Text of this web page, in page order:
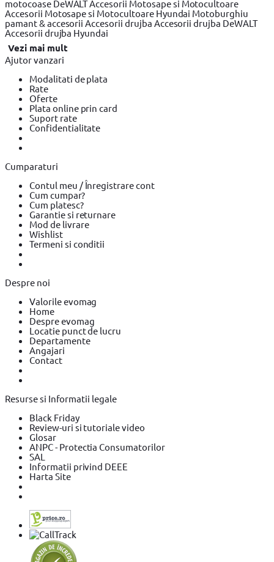
motocoase DeWALTAccesorii Motosape si Motocultoare
Accesorii Motosape si Motocultoare Hyundai Motoburghiu
pamant & accesoriiAccesorii drujba Accesorii drujba DeWALT
Accesorii drujba Hyundai
Vezi mai mult
Ajutor vanzari
Modalitati de plata
Rate
Oferte
Plata online prin card
Suport rate
Confidentialitate
Cumparaturi
Contul meu / Înregistrare cont
Cum cumpar?
Cum platesc?
Garantie si returnare
Mod de livrare
Wishlist
Termeni si conditii
Despre noi
Valorile evomag
Home
Despre evomag
Locatie punct de lucru
Departamente
Angajari
Contact
Resurse si Informatii legale
Black Friday
Review-uri si tutoriale video
Glosar
ANPC - Protectia Consumatorilor
SAL
Informatii privind DEEE
Harta Site